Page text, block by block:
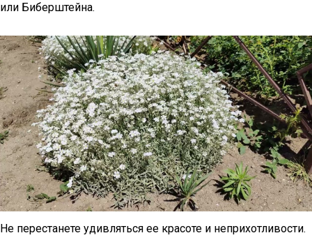
или Биберштейна.
Не перестанете удивляться ее красоте и неприхотливости.